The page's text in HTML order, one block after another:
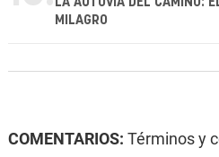
MILAGRO
COMENTARIOS: Términos y